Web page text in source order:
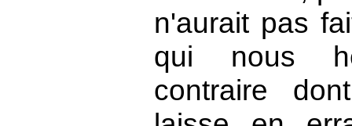
n'aurait pas
qui nous
contraire